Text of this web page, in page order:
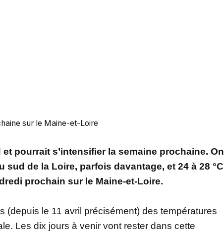
sur le Maine-et-Loire
pourrait s’intensifier la semaine prochaine. On
sud de la Loire, parfois davantage, et 24 à 28 °C
prochain sur le Maine-et-Loire.
(depuis le 11 avril précisément) des températures
Les dix jours à venir vont rester dans cette